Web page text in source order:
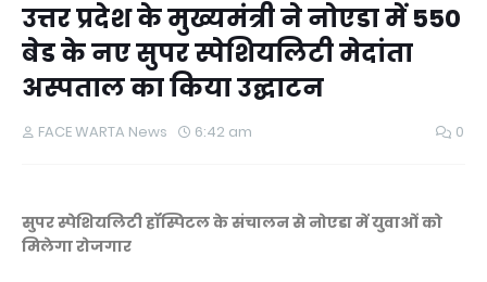
उत्तर प्रदेश के मुख्यमंत्री ने नोएडा में 550
बेड के नए सुपर स्पेशियलिटी मेदांता
अस्पताल का किया उद्घाटन
FACE WARTA News 6:42 am 0
सुपर स्पेशियलिटी हॉस्पिटल के संचालन से नोएडा में युवाओं को
मिलेगा रोजगार